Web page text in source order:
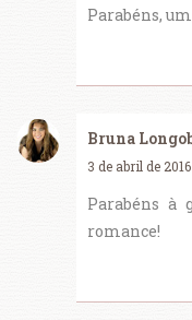
Parabéns,
Bruna
3 de abril de
Parabéns à
romance!